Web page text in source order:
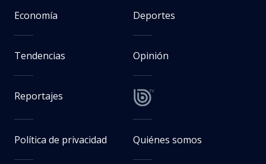
Economía Deportes
Tendencias Opinión
Reportajes
Política de privacidad Quiénes somos